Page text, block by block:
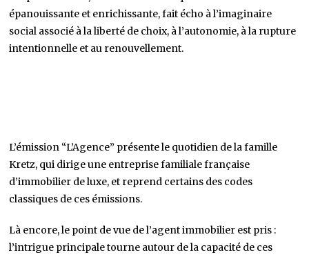
épanouissante et enrichissante, fait écho à l’imaginaire
social associé à la liberté de choix, à l’autonomie, à la rupture
intentionnelle et au renouvellement.
L’émission “L’Agence” présente le quotidien de la famille
Kretz, qui dirige une entreprise familiale française
d’immobilier de luxe, et reprend certains des codes
classiques de ces émissions.
Là encore, le point de vue de l’agent immobilier est pris :
l’intrigue principale tourne autour de la capacité de ces